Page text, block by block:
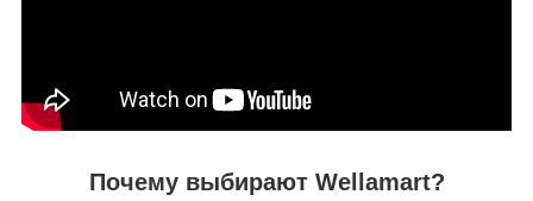
Почему выбирают Wellamart?